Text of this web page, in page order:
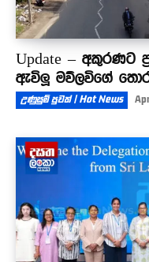
Update – අකුරණට
ඇවිලූ මව්ලවිගේ
උණුසුම් පුවත් | Hot News